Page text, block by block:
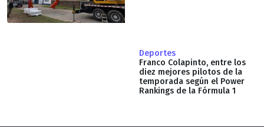
Deportes
Franco Colapinto, entre los
diez mejores pilotos de la
temporada según el Power
Rankings de la Fórmula 1